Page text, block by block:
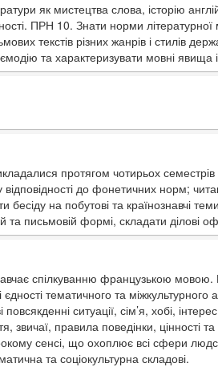
як мистецтва слова, історію
ПРН 10. Знати норми
текстів різних жанрів і стилів
та характеризувати мовні
протягом чотирьох
до фонетичних норм;
на побутові та країнознавчі
письмовій формі, складати ділові
спілкуванню французькою
тематичного та
ситуації, сім’я, хобі,
звичаї, правила поведінки, цінності
сенсі, що охоплює всі сфери
та соціокультурна складові.